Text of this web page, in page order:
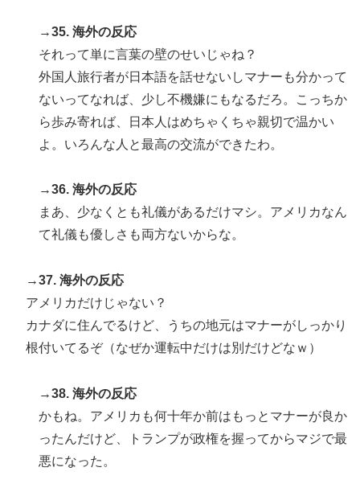
→35. 海外の反応
それって単に言葉の壁のせいじゃね？
外国人旅行者が日本語を話せないしマナーも分かって
ないってなれば、少し不機嫌にもなるだろ。こっちか
ら歩み寄れば、日本人はめちゃくちゃ親切で温かい
よ。いろんな人と最高の交流ができたわ。
→36. 海外の反応
まあ、少なくとも礼儀があるだけマシ。アメリカなん
て礼儀も優しさも両方ないからな。
→37. 海外の反応
アメリカだけじゃない？
カナダに住んでるけど、うちの地元はマナーがしっかり
根付いてるぞ（なぜか運転中だけは別だけどなｗ）
→38. 海外の反応
かもね。アメリカも何十年か前はもっとマナーが良か
ったんだけど、トランプが政権を握ってからマジで最
悪になった。